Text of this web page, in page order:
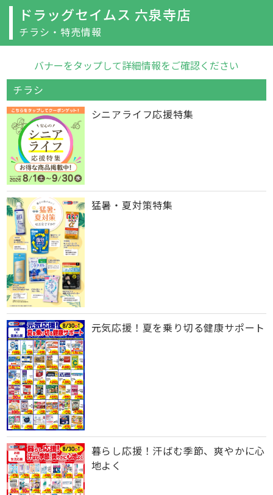
ドラッグセイムス 六泉寺店
チラシ・特売情報
バナーをタップして詳細情報をご確認ください
チラシ
シニアライフ応援特集
猛暑・夏対策特集
元気応援！夏を乗り切る健康サポート
暮らし応援！汗ばむ季節、爽やかに心
地よく